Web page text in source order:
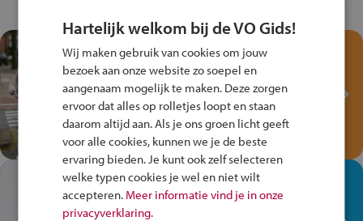
Test je kennis met het
Fiets Veilig
Verkeersspel!
Speel het Fiets Veilig Verkeersspel
en win een Cortina-fiets!
In de winkel ben je op je
plek!
Hartelijk welkom bij de VO Gids!
Wij maken gebruik van cookies om jouw
bezoek aan onze website zo soepel en
aangenaam mogelijk te maken. Deze zorgen
ervoor dat alles op rolletjes loopt en staan
daarom altijd aan. Als je ons groen licht geeft
voor alle cookies, kunnen we je de beste
ervaring bieden. Je kunt ook zelf selecteren
welke typen cookies je wel en niet wilt
accepteren. Meer informatie vind je in onze
privacyverklaring.